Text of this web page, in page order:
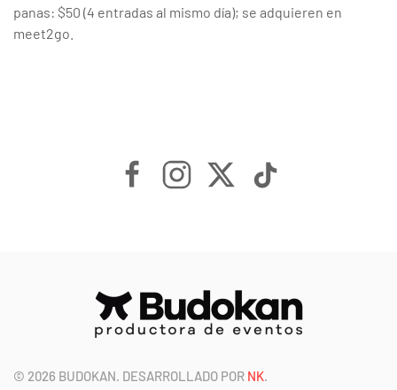
panas: $50 (4 entradas al mismo día); se adquieren en
meet2go.
© 2026 BUDOKAN. DESARROLLADO POR NK.